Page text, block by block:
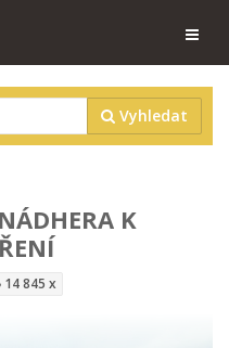
Vyhledat
K
14 845 x